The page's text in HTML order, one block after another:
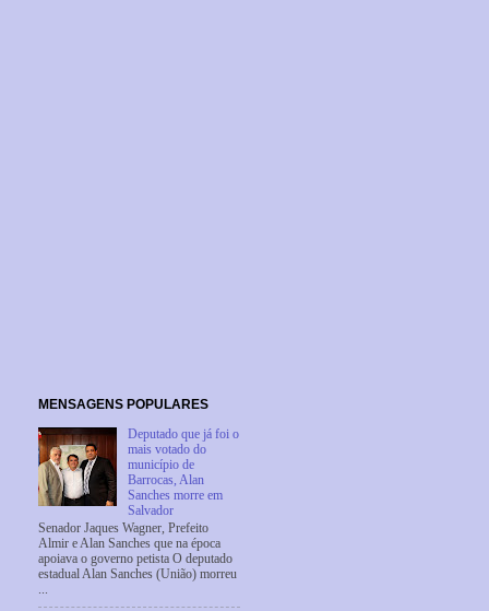
MENSAGENS POPULARES
Deputado que já foi o
mais votado do
município de
Barrocas, Alan
Sanches morre em
Salvador
Senador Jaques Wagner, Prefeito
Almir e Alan Sanches que na época
apoiava o governo petista O deputado
estadual Alan Sanches (União) morreu
...